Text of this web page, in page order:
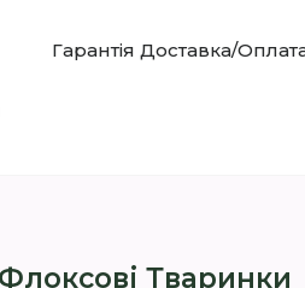
Гарантія Доставка/
Тваринки